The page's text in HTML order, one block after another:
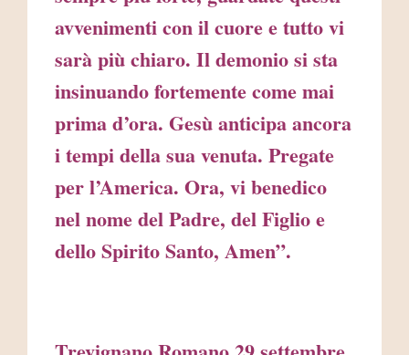
avvenimenti con il cuore e tutto vi
sarà più chiaro. Il demonio si sta
insinuando fortemente come mai
prima d’ora. Gesù anticipa ancora
i tempi della sua venuta. Pregate
per l’America. Ora, vi benedico
nel nome del Padre, del Figlio e
dello Spirito Santo, Amen”.